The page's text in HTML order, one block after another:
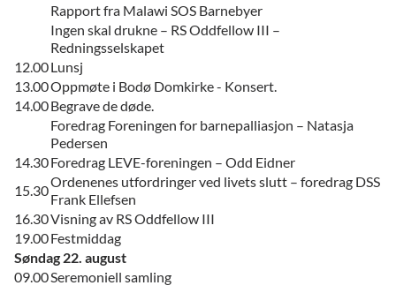
Rapport fra Malawi SOS Barnebyer
Ingen skal drukne – RS Oddfellow III –
Redningsselskapet
12.00Lunsj
13.00Oppmøte i Bodø Domkirke - Konsert.
14.00Begrave de døde.
Foredrag Foreningen for barnepalliasjon – Natasja
Pedersen
14.30Foredrag LEVE-foreningen – Odd Eidner
15.30
Ordenenes utfordringer ved livets slutt – foredrag DSS
Frank Ellefsen
16.30Visning av RS Oddfellow III
19.00Festmiddag
Søndag 22. august
09.00Seremoniell samling